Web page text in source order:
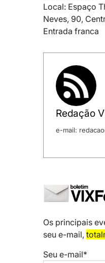
Local: Espaço
Neves, 90,
Entrada franca
Redação
e-mail:
Os principais
seu e-mail,
Seu e-mail*